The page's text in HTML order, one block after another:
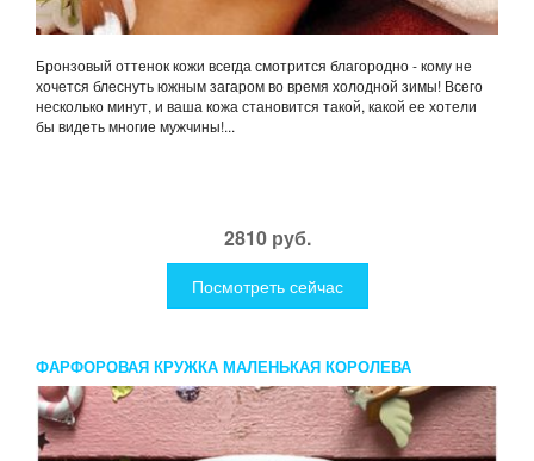
Бронзовый оттенок кожи всегда смотрится благородно - кому не
хочется блеснуть южным загаром во время холодной зимы! Всего
несколько минут, и ваша кожа становится такой, какой ее хотели
бы видеть многие мужчины!...
2810 руб.
Посмотреть сейчас
ФАРФОРОВАЯ КРУЖКА МАЛЕНЬКАЯ КОРОЛЕВА